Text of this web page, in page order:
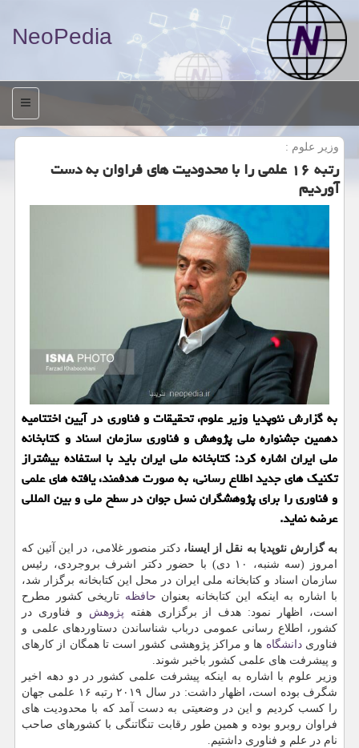
NeoPedia
منو
وزیر علوم :
رتبه ۱۶ علمی را با محدودیت های فراوان به دست
آوردیم
به گزارش نئوپدیا وزیر علوم، تحقیقات و فناوری در آیین اختتامیه
دهمین جشنواره ملی پژوهش و فناوری سازمان اسناد و كتابخانه
ملی ایران اشاره كرد: كتابخانه ملی ایران باید با استفاده بیشتراز
تكنیك های جدید اطلاع رسانی، به صورت هدفمند، یافته های علمی
و فناوری را برای پژوهشگران نسل جوان در سطح ملی و بین المللی
عرضه نماید.
به گزارش نئوپدیا به نقل از ایسنا،دكتر منصور غلامی، در این آئین كه
امروز (سه شنبه، ۱۰ دی) با حضور دكتر اشرف بروجردی، رئیس
سازمان اسناد و كتابخانه ملی ایران در محل این كتابخانه برگزار شد،
با اشاره به اینكه این كتابخانه بعنوان حافظه تاریخی كشور مطرح
است، اظهار نمود: هدف از برگزاری هفته پژوهش و فناوری در
كشور، اطلاع رسانی عمومی درباب شناساندن دستاوردهای علمی و
فناوریدانشگاه ها و مراكز پژوهشی كشور است تا همگان از كارهای
و پیشرفت های علمی كشور باخبر شوند.
وزیر علوم با اشاره به اینكه پیشرفت علمی كشور در دو دهه اخیر
شگرف بوده است، اظهار داشت: در سال ۲۰۱۹ رتبه ۱۶ علمی جهان
را كسب كردیم و این در وضعیتی به دست آمد كه با محدودیت های
فراوان روبرو بوده و همین طور رقابت تنگاتنگی با كشورهای صاحب
نام در علم و فناوری داشتیم.